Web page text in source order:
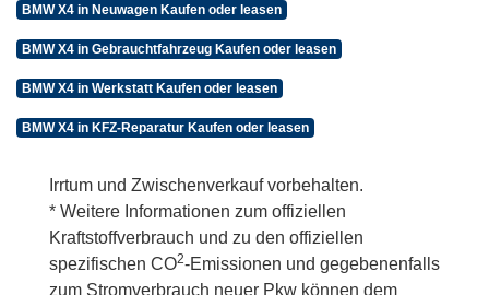
BMW X4 in Neuwagen Kaufen oder leasen
BMW X4 in Gebrauchtfahrzeug Kaufen oder leasen
BMW X4 in Werkstatt Kaufen oder leasen
BMW X4 in KFZ-Reparatur Kaufen oder leasen
Irrtum und Zwischenverkauf vorbehalten.
* Weitere Informationen zum offiziellen
Kraftstoffverbrauch und zu den offiziellen
spezifischen CO2-Emissionen und gegebenenfalls
zum Stromverbrauch neuer Pkw können dem